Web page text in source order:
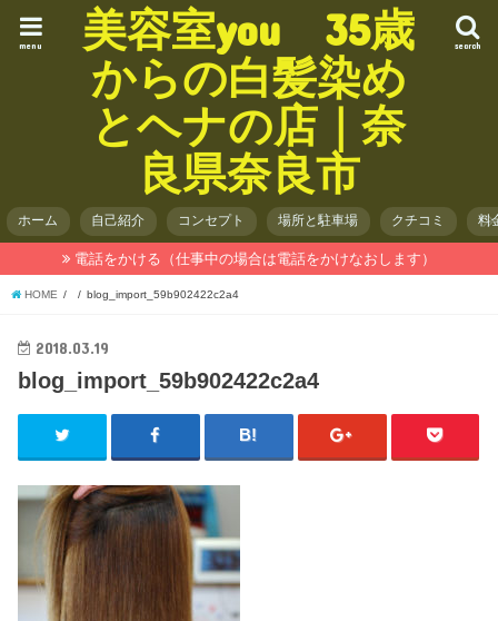
美容室you 35歳
からの白髪染め
とヘナの店｜奈
良県奈良市
search
menu
ホーム 自己紹介 コンセプト 場所と駐車場 クチコミ 料
電話をかける（仕事中の場合は電話をかけなおします）
HOME blog_import_59b902422c2a4
2018.03.19
blog_import_59b902422c2a4